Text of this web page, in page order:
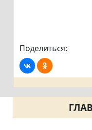
Поделиться: